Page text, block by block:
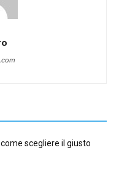
scegliere il giusto